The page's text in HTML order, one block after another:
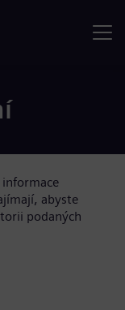
abyste
podaných